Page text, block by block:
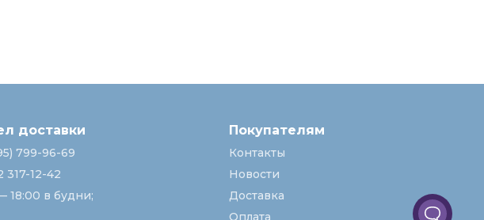
доставки
799-96-69
317-12-42
18:00 в будни;
Покупателям
Контакты
Новости
Доставка
Оплата